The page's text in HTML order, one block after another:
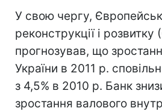
У свою чергу,
реконструкції і
прогнозував, що
України в 2011 р.
з 4,5% в 2010 р. Банк
зростання валового